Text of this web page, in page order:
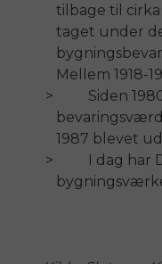
tilbage til cirka
taget under
Mellem 1918-
Siden
1987 blevet
I dag har